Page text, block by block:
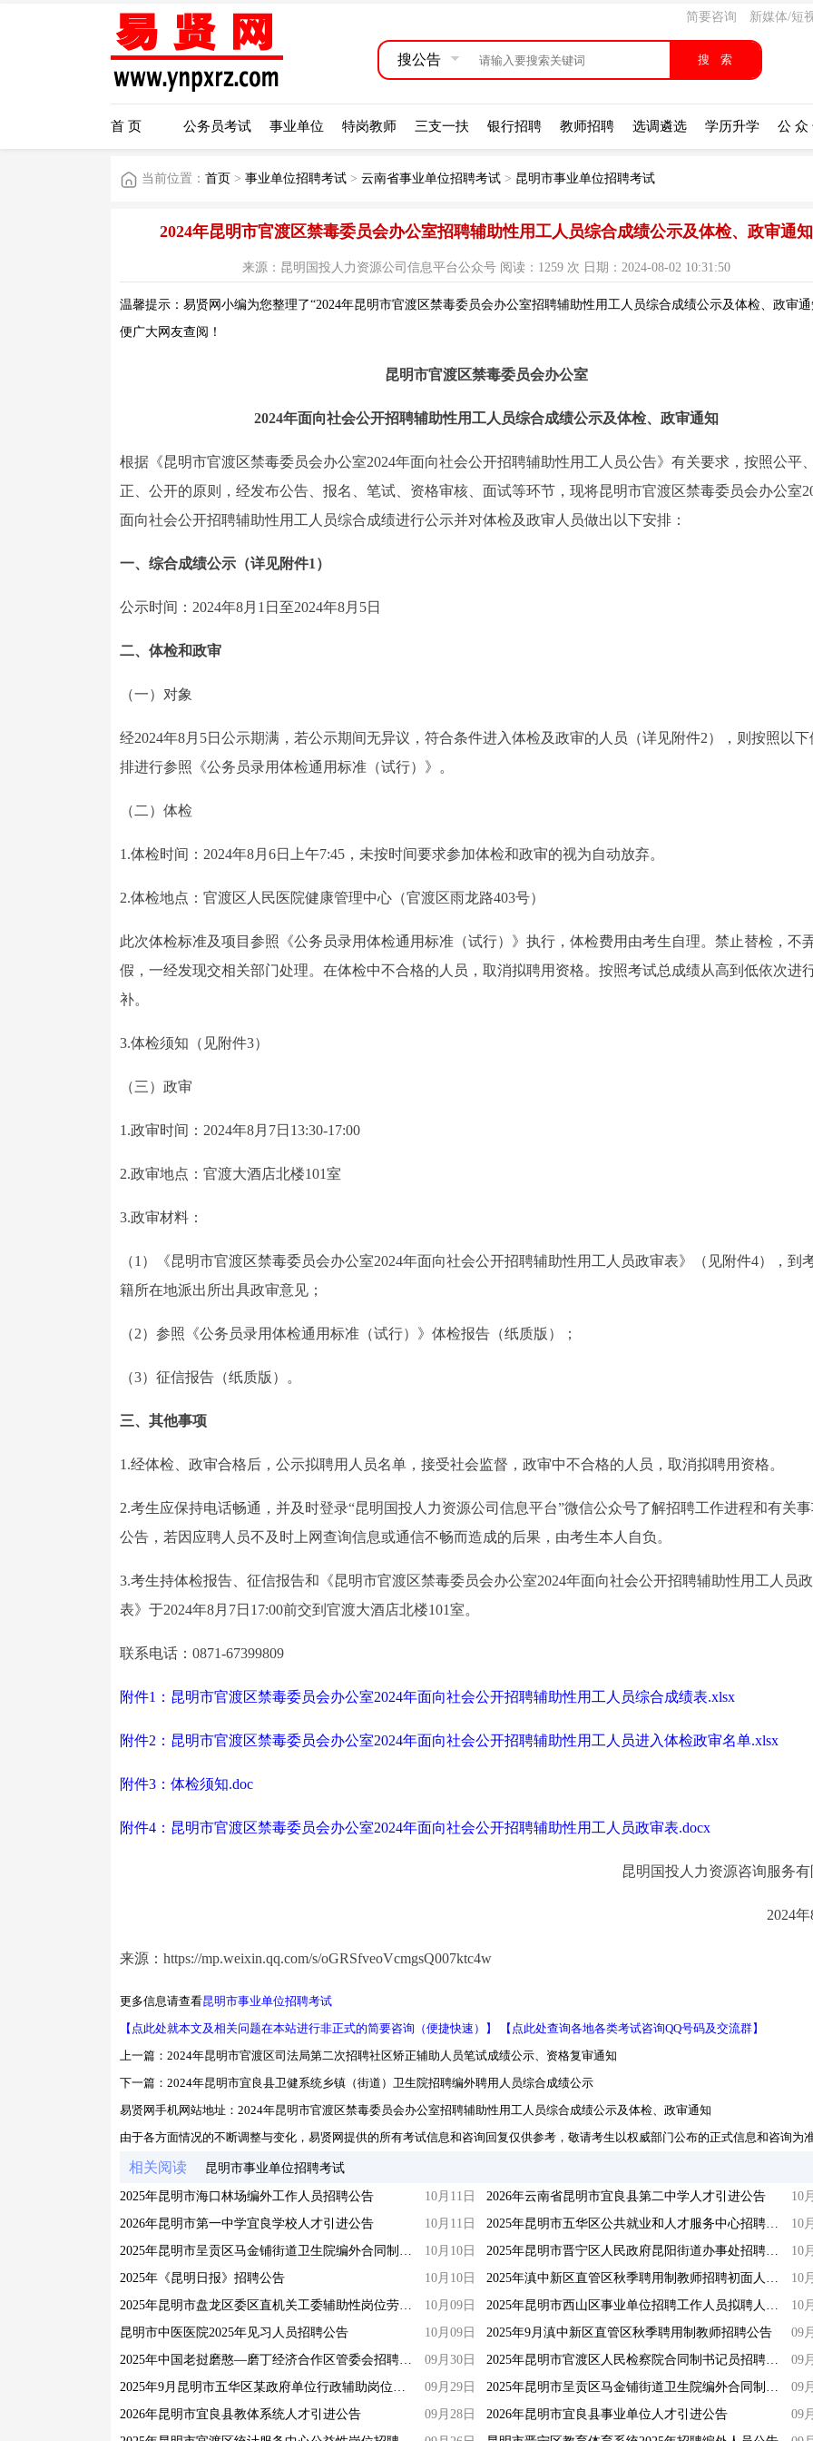
简要咨询 新媒体/短
搜公告
首 页 公务员考试 事业单位 特岗教师 三支一扶 银行招聘 教师招聘 选调遴选 学历升学 公 众
当前位置： 首页 > 事业单位招聘考试 > 云南省事业单位招聘考试 > 昆明市事业单位招聘考试
2024年昆明市官渡区禁毒委员会办公室招聘辅助性用工人员综合成绩公示及体检、政审通知
来源：昆明国投人力资源公司信息平台公众号 阅读：1259 次 日期：2024-08-02 10:31:50
温馨提示：易贤网小编为您整理了“2024年昆明市官渡区禁毒委员会办公室招聘辅助性用工人员综合成绩公示及体检、政审通
便广大网友查阅！
昆明市官渡区禁毒委员会办公室
2024年面向社会公开招聘辅助性用工人员综合成绩公示及体检、政审通知
根据《昆明市官渡区禁毒委员会办公室2024年面向社会公开招聘辅助性用工人员公告》有关要求，按照公平
正、公开的原则，经发布公告、报名、笔试、资格审核、面试等环节，现将昆明市官渡区禁毒委员会办公室
面向社会公开招聘辅助性用工人员综合成绩进行公示并对体检及政审人员做出以下安排：
一、综合成绩公示（详见附件1）
公示时间：2024年8月1日至2024年8月5日
二、体检和政审
（一）对象
经2024年8月5日公示期满，若公示期间无异议，符合条件进入体检及政审的人员（详见附件2），则按照以下
排进行参照《公务员录用体检通用标准（试行）》。
（二）体检
1.体检时间：2024年8月6日上午7:45，未按时间要求参加体检和政审的视为自动放弃。
2.体检地点：官渡区人民医院健康管理中心（官渡区雨龙路403号）
此次体检标准及项目参照《公务员录用体检通用标准（试行）》执行，体检费用由考生自理。禁止替检，不
假，一经发现交相关部门处理。在体检中不合格的人员，取消拟聘用资格。按照考试总成绩从高到低依次进
补。
3.体检须知（见附件3）
（三）政审
1.政审时间：2024年8月7日13:30-17:00
2.政审地点：官渡大酒店北楼101室
3.政审材料：
（1）《昆明市官渡区禁毒委员会办公室2024年面向社会公开招聘辅助性用工人员政审表》（见附件4），到
籍所在地派出所出具政审意见；
（2）参照《公务员录用体检通用标准（试行）》体检报告（纸质版）；
（3）征信报告（纸质版）。
三、其他事项
1.经体检、政审合格后，公示拟聘用人员名单，接受社会监督，政审中不合格的人员，取消拟聘用资格。
2.考生应保持电话畅通，并及时登录“昆明国投人力资源公司信息平台”微信公众号了解招聘工作进程和有关
公告，若因应聘人员不及时上网查询信息或通信不畅而造成的后果，由考生本人自负。
3.考生持体检报告、征信报告和《昆明市官渡区禁毒委员会办公室2024年面向社会公开招聘辅助性用工人员
表》于2024年8月7日17:00前交到官渡大酒店北楼101室。
联系电话：0871-67399809
附件1：昆明市官渡区禁毒委员会办公室2024年面向社会公开招聘辅助性用工人员综合成绩表.xlsx
附件2：昆明市官渡区禁毒委员会办公室2024年面向社会公开招聘辅助性用工人员进入体检政审名单.xlsx
附件3：体检须知.doc
附件4：昆明市官渡区禁毒委员会办公室2024年面向社会公开招聘辅助性用工人员政审表.docx
昆明国投人力资源咨询服务有
2024年
来源：https://mp.weixin.qq.com/s/oGRSfveoVcmgsQ007ktc4w
更多信息请查看昆明市事业单位招聘考试
【点此处就本文及相关问题在本站进行非正式的简要咨询（便捷快速）】
【点此处查询各地各类考试咨询QQ号码及交流群】
上一篇： 2024年昆明市官渡区司法局第二次招聘社区矫正辅助人员笔试成绩公示、资格复审通知
下一篇： 2024年昆明市宜良县卫健系统乡镇（街道）卫生院招聘编外聘用人员综合成绩公示
易贤网手机网站地址： 2024年昆明市官渡区禁毒委员会办公室招聘辅助性用工人员综合成绩公示及体检、政审通知
由于各方面情况的不断调整与变化，易贤网提供的所有考试信息和咨询回复仅供参考，敬请考生以权威部门公布的正式信息和咨询为
相关阅读 昆明市事业单位招聘考试
2025年昆明市海口林场编外工作人员招聘公告 10月11日 2026年云南省昆明市宜良县第二中学人才引进公告
10
2026年昆明市第一中学宜良学校人才引进公告
10月11日 2025年昆明市五华区公共就业和人才服务中心招聘公益性岗位人员公告
10
2025年昆明市呈贡区马金铺街道卫生院编外合同制专业技术人员招聘笔试公告
10月10日 2025年昆明市晋宁区人民政府昆阳街道办事处招聘编外人员公告
10
2025年《昆明日报》招聘公告
10月10日 2025年滇中新区直管区秋季聘用制教师招聘初面人员公告
10
2025年昆明市盘龙区委区直机关工委辅助性岗位劳务派遣工作人员招聘公告
10月09日 2025年昆明市西山区事业单位招聘工作人员拟聘人员公示（四）
10
昆明市中医医院2025年见习人员招聘公告
10月09日 2025年9月滇中新区直管区秋季聘用制教师招聘公告
09
2025年中国老挝磨憨—磨丁经济合作区管委会招聘劳动合同聘用人员公告
09月30日 2025年昆明市官渡区人民检察院合同制书记员招聘公告
09
2025年9月昆明市五华区某政府单位行政辅助岗位人员招聘公告
09月29日 2025年昆明市呈贡区马金铺街道卫生院编外合同制专业技术人员招聘公告
09
2026年昆明市宜良县教体系统人才引进公告
09月28日 2026年昆明市宜良县事业单位人才引进公告
09